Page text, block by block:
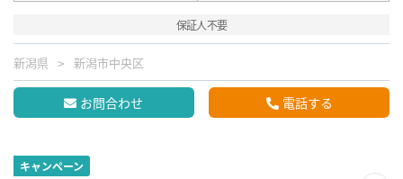
保証人不要
新潟県 新潟市中央区
お問合わせ 電話する
キャンペーン